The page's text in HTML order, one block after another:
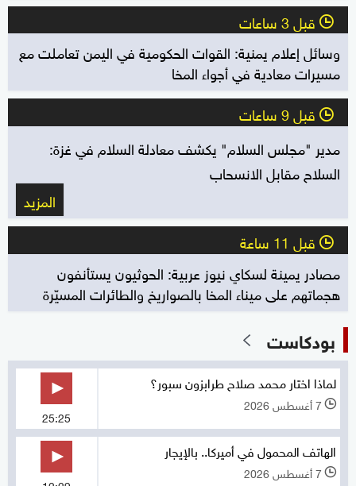
l قبل 3 ساعات
وسائل إعلام يمنية: القوات الحكومية في اليمن تعاملت مع
مسيرات معادية في أجواء المخا
l قبل 9 ساعات
مدير "مجلس السلام" يكشف معادلة السلام في غزة:
السلاح مقابل الانسحاب
المزيد
l قبل 11 ساعة
مصادر يمينة لسكاي نيوز عربية: الحوثيون يستأنفون
هجماتهم على ميناء المخا بالصواريخ والطائرات المسيّرة
بودكاست
لماذا اختار محمد صلاح طرابزون سبور؟
l 7 أغسطس 2026
25:25
الهاتف المحمول في أميركا.. بالإيجار
l 7 أغسطس 2026